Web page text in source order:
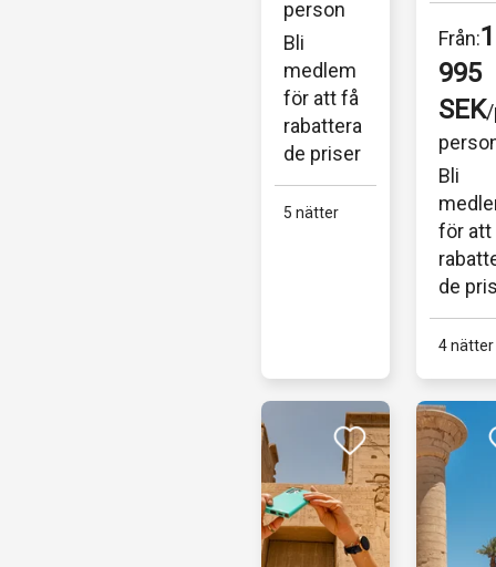
och
wellnes
s på
vackra
Hotel...
person
Bli
medlem
för att få
rabattera
de priser
5 nätter
resa
och
en av
Från:
995
SEK/
Bli
för att
de
4 nätter